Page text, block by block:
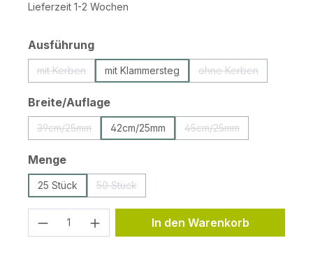
Lieferzeit 1-2 Wochen
Ausführungauswählen
mit Kerben
(Diese Option ist zurzeit nicht verfügbar.)
mit Klammersteg ohne Kerben
Breite/Auflageauswählen
39cm/25mm
(Diese Option ist zurzeit nicht verfügbar.)
42cm/25mm 45cm/25mm
Mengeauswählen
25 Stück 50 Stück
Produkt Anzahl: Gib den
In den Warenkorb